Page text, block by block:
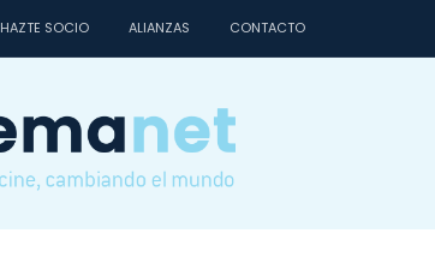
HAZTE SOCIO ALIANZAS CONTACTO